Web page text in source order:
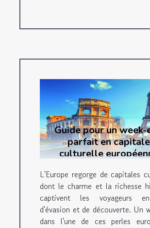
Guide pour un week-
parfait en capitale
culturelle
L'Europe regorge de capitales
dont le charme et la richesse
captivent les voyageurs
d'évasion et de découverte. Un
dans l'une de ces perles